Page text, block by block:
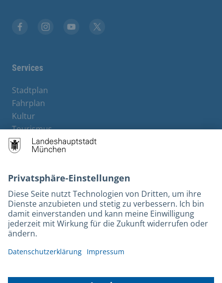
Services
Stadtplan
Fahrplan
Kultur
Tourismus
M-Strom
Bürgerservice
Rechtliches und Kontakt
Barrierefreiheit
Leichte Sprache
Gebärdensprache
Kontakt